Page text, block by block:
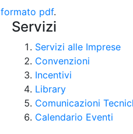
pdf.
Servizi
Servizi alle Imprese
Convenzioni
Incentivi
Library
Comunicazioni
Calendario Eventi